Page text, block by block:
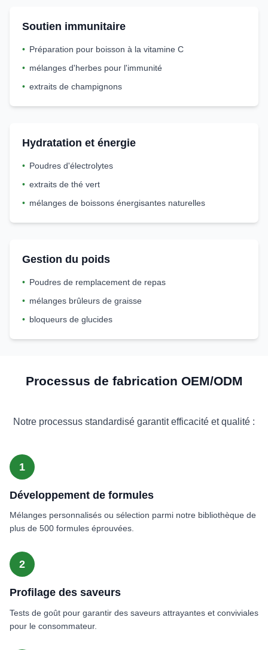
Soutien immunitaire
• Préparation pour boisson à la vitamine C
• mélanges d'herbes pour l'immunité
• extraits de champignons
Hydratation et énergie
• Poudres d'électrolytes
• extraits de thé vert
• mélanges de boissons énergisantes naturelles
Gestion du poids
• Poudres de remplacement de repas
• mélanges brûleurs de graisse
• bloqueurs de glucides
Processus de fabrication OEM/ODM
Notre processus standardisé garantit efficacité et qualité :
1
Développement de formules
Mélanges personnalisés ou sélection parmi notre bibliothèque de
plus de 500 formules éprouvées.
2
Profilage des saveurs
Tests de goût pour garantir des saveurs attrayantes et conviviales
pour le consommateur.